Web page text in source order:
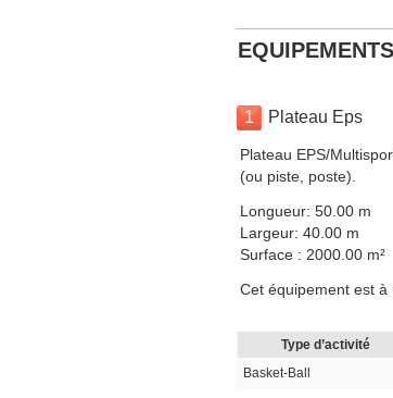
1 Plateau Eps
Plateau EPS/
(ou piste, poste).
Longueur: 50.00 m
Largeur: 40.00 m
Surface : 2000.00 m²
Cet équipement est à
Type d’activité
Basket-Ball